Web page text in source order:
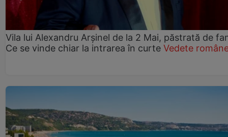
Vila lui Alexandru Arșinel de la 2 Mai, păstrată de
Ce se vinde chiar la intrarea în curte Vedete